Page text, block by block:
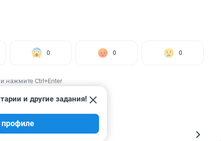
0 0 0
нажмите Ctrl+Enter
и другие задания!
профиле